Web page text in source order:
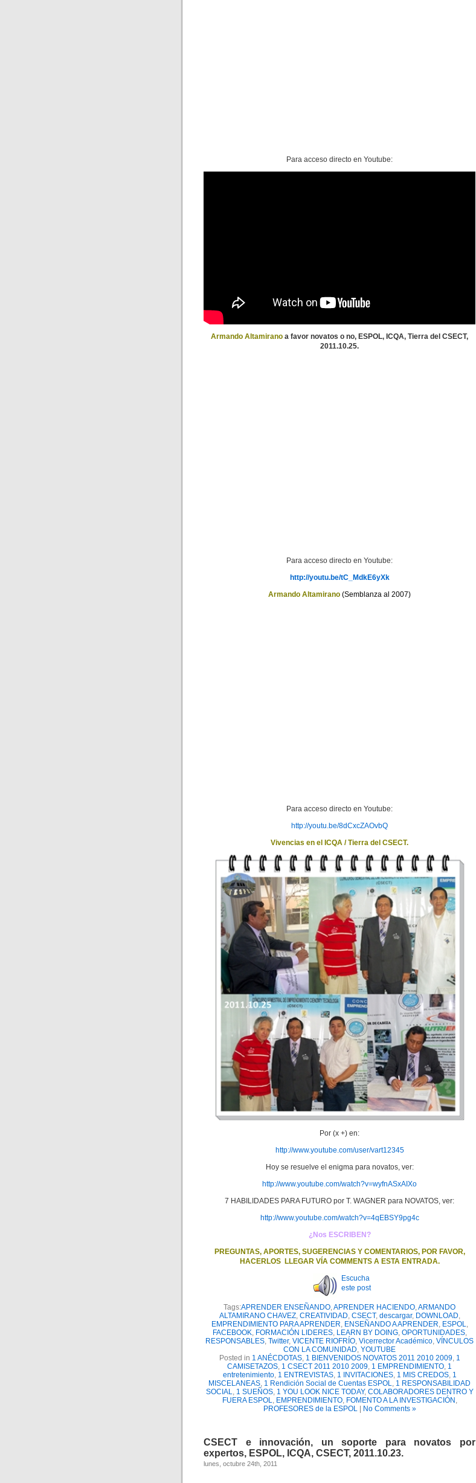
Para acceso directo en Youtube:
Armando Altamirano a favor novatos o no, ESPOL, ICQA, Tierra del CSECT,
2011.10.25.
Para acceso directo en Youtube:
http://youtu.be/tC_MdkE6yXk
Armando Altamirano (Semblanza al 2007)
Para acceso directo en Youtube:
http://youtu.be/8dCxcZAOvbQ
Vivencias en el ICQA / Tierra del CSECT.
Por (x +) en:
http://www.youtube.com/user/vart12345
Hoy se resuelve el enigma para novatos, ver:
http://www.youtube.com/watch?v=wyfnASxAIXo
7 HABILIDADES PARA FUTURO por T. WAGNER para NOVATOS, ver:
http://www.youtube.com/watch?v=4qEBSY9pg4c
¿Nos ESCRIBEN?
PREGUNTAS, APORTES, SUGERENCIAS Y COMENTARIOS, POR FAVOR,
HACERLOS LLEGAR VÍA COMMENTS A ESTA ENTRADA.
Escucha
este post
Tags:APRENDER ENSEÑANDO,APRENDER HACIENDO,ARMANDO
ALTAMIRANO CHAVEZ, CREATIVIDAD, CSECT, descargar, DOWNLOAD,
EMPRENDIMIENTO PARA APRENDER, ENSEÑANDO A APRENDER, ESPOL,
FACEBOOK, FORMACIÓN LIDERES, LEARN BY DOING, OPORTUNIDADES,
RESPONSABLES, Twitter, VICENTE RIOFRÍO, Vicerrector Académico, VÍNCULOS
CON LA COMUNIDAD, YOUTUBE
Posted in 1 ANÉCDOTAS, 1 BIENVENIDOS NOVATOS 2011 2010 2009, 1
CAMISETAZOS, 1 CSECT 2011 2010 2009, 1 EMPRENDIMIENTO, 1
entretenimiento, 1 ENTREVISTAS, 1 INVITACIONES, 1 MIS CREDOS, 1
MISCELANEAS, 1 Rendición Social de Cuentas ESPOL, 1 RESPONSABILIDAD
SOCIAL, 1 SUEÑOS, 1 YOU LOOK NICE TODAY, COLABORADORES DENTRO Y
FUERA ESPOL, EMPRENDIMIENTO, FOMENTO A LA INVESTIGACIÓN ,
PROFESORES de la ESPOL| No Comments »
CSECT e innovación, un soporte para novatos por
expertos, ESPOL, ICQA, CSECT, 2011.10.23.
lunes, octubre 24th, 2011